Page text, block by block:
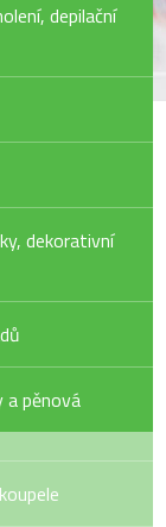
depilační
dekorativní
a pěnová